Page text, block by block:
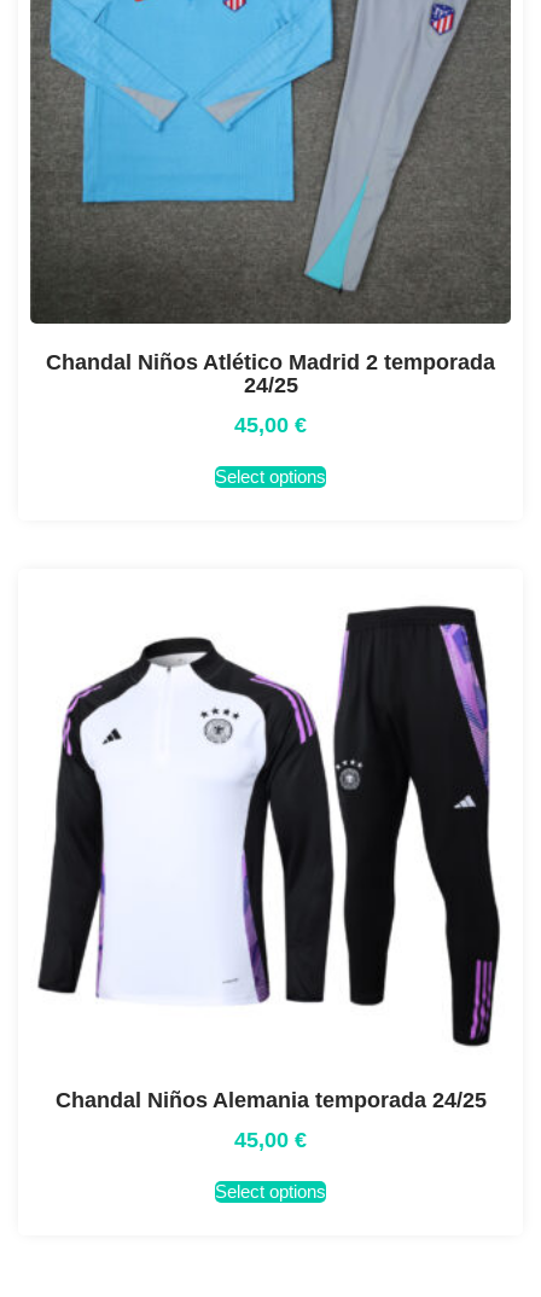
Chandal Niños Atlético Madrid 2 temporada
24/25
45,00 €
Select options
Chandal Niños Alemania temporada 24/25
45,00 €
Select options